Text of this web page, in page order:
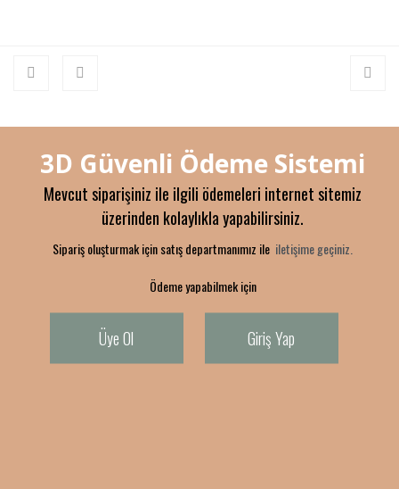
3D Güvenli Ödeme Sistemi
Mevcut siparişiniz ile ilgili ödemeleri internet sitemiz
üzerinden kolaylıkla yapabilirsiniz.
Sipariş oluşturmak için satış departmanımız ile iletişime geçiniz.
Ödeme yapabilmek için
Üye Ol Giriş Yap